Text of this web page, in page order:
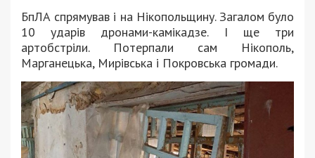
БпЛА спрямував і на Нікопольщину. Загалом було
10 ударів дронами-камікадзе. І ще три
артобстріли. Потерпали сам Нікополь,
Марганецька, Мирівська і Покровська громади.